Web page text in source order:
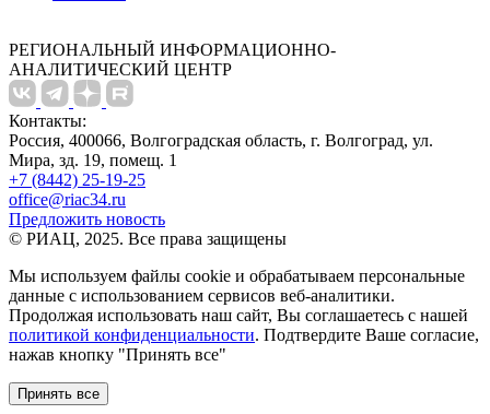
РЕГИОНАЛЬНЫЙ ИНФОРМАЦИОННО-
АНАЛИТИЧЕСКИЙ ЦЕНТР
Контакты:
Россия, 400066, Волгоградская область, г. Волгоград, ул.
Мира, зд. 19, помещ. 1
+7 (8442) 25-19-25
office@riac34.ru
Предложить новость
© РИАЦ, 2025. Все права защищены
Мы используем файлы сookie и обрабатываем персональные
данные с использованием сервисов веб-аналитики.
Продолжая использовать наш сайт, Вы соглашаетесь с нашей
политикой конфиденциальности. Подтвердите Ваше согласие,
нажав кнопку "Принять все"
Принять все